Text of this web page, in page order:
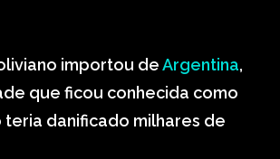
importou deArgentina,
que ficou conhecida como
teria danificado milhares de